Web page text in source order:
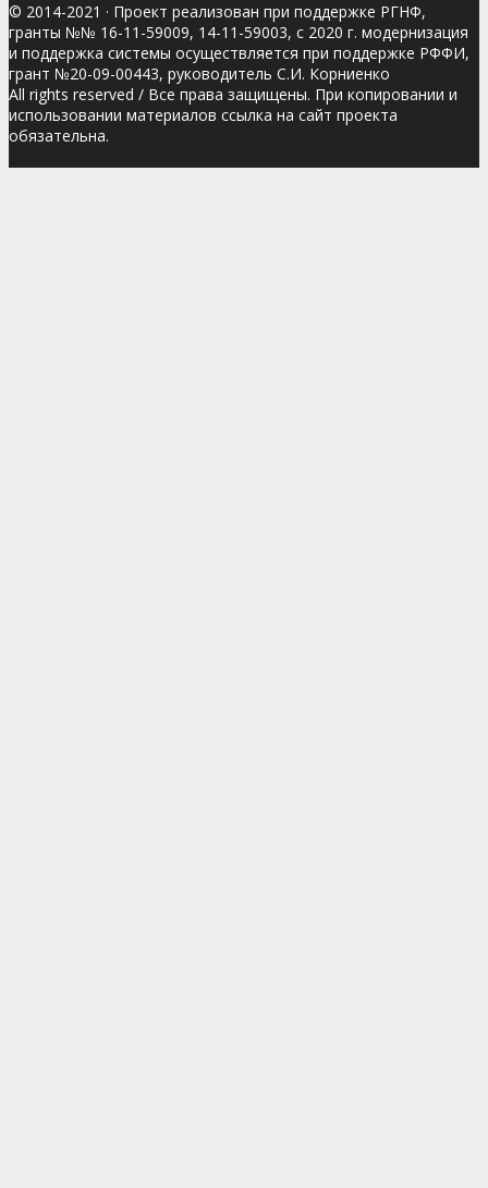
© 2014-2021 · Проект реализован при поддержке РГНФ,
гранты №№ 16-11-59009, 14-11-59003, с 2020 г. модернизация
и поддержка системы осуществляется при поддержке РФФИ,
грант №20-09-00443, руководитель С.И. Корниенко
All rights reserved / Все права защищены. При копировании и
использовании материалов ссылка на сайт проекта
обязательна.